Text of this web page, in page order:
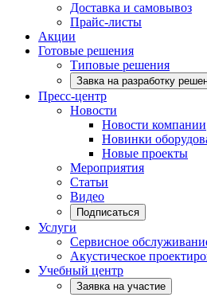
Доставка и самовывоз
Прайс-листы
Акции
Готовые решения
Типовые решения
Завка на разработку
Пресс-центр
Новости
Новости компании
Новинки
Новые проекты
Мероприятия
Статьи
Видео
Подписаться
Услуги
Сервисное
Акустическое
Учебный центр
Заявка на участие